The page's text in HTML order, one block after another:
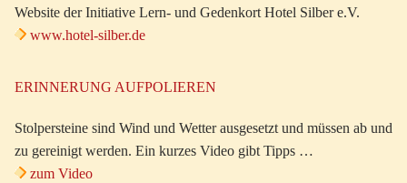
Website der Initiative Lern- und Gedenkort Hotel Silber e.V.
www.hotel-silber.de
ERINNERUNG AUFPOLIEREN
Stolpersteine sind Wind und Wetter ausgesetzt und müssen ab und
zu gereinigt werden. Ein kurzes Video gibt Tipps …
zum Video